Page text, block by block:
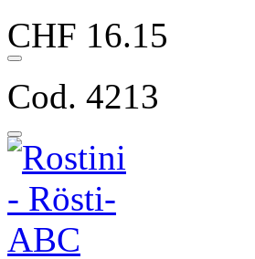
CHF 16.15
Cod. 4213